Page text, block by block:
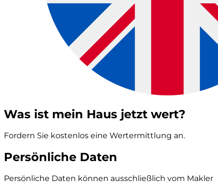
Was ist mein Haus jetzt wert?
Fordern Sie kostenlos eine Wertermittlung an.
Persönliche Daten
Persönliche Daten können ausschließlich vom Makler